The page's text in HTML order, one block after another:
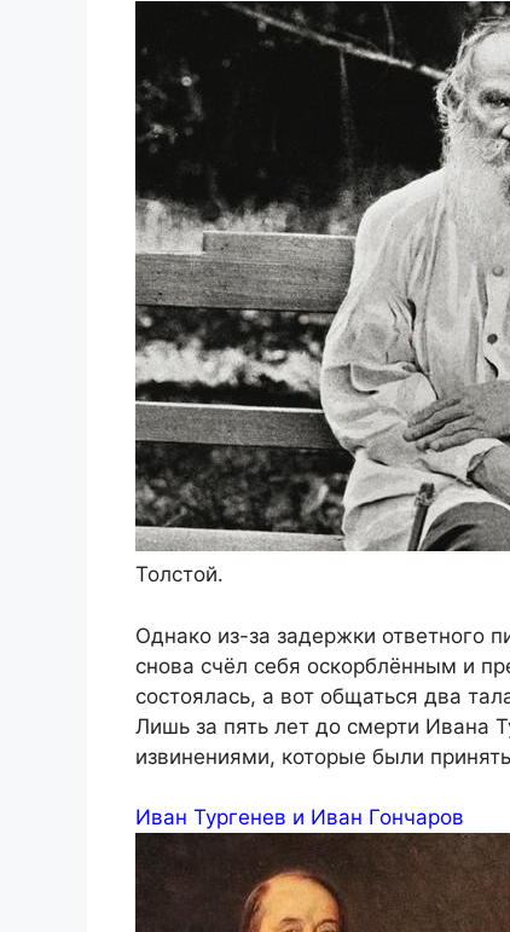
Толстой.
Однако из-за задержки ответного
снова счёл себя оскорблённым и
состоялась, а вот общаться два
Лишь за пять лет до смерти Ивана
извинениями, которые были
Иван Тургенев и Иван Гончаров